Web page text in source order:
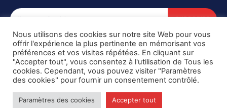
SUBSCRIBE
I've read and accept thePrivacy Policy.
Copyright © DiaspoRDC. All rights reserved
Nous utilisons des cookies sur notre site Web pour vous
offrir l'expérience la plus pertinente en mémorisant vos
préférences et vos visites répétées. En cliquant sur
"Accepter tout", vous consentez à l'utilisation de Tous les
cookies. Cependant, vous pouvez visiter "Paramètres
des cookies" pour fournir un consentement contrôlé.
Paramètres des cookies Accepter tout